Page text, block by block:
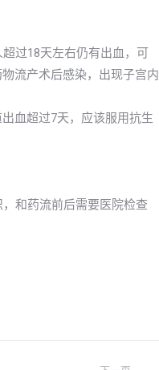
过18天左右仍有出血，可
流产术后感染，出现子宫内
血超过7天，应该服用抗生
和药流前后需要医院检查